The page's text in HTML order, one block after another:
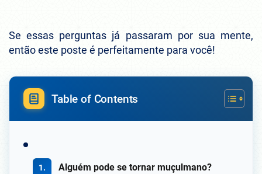
Se essas perguntas já passaram por sua mente,
então este poste é perfeitamente para você!
Table of Contents
Alguém pode se tornar muçulmano?